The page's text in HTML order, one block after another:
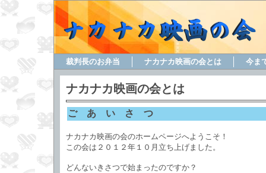
裁判長のお弁当 ナカナカ映画の会とは 今ま
ナカナカ映画の会とは
ご あ い さ つ
ナカナカ映画の会のホームページへようこそ！
この会は２０１２年１０月立ち上げました。
どんないきさつで始まったのですか？